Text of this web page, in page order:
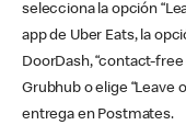
selecciona la opción
app de Uber Eats, la
DoorDash, “contact-
Grubhub o elige “Leave
entrega en Postmates.